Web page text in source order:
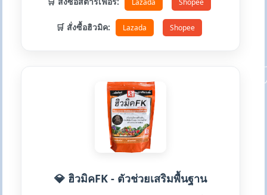
Lazada Shopee
🛒 สั่งซื้อฮิวมิค: Lazada Shopee
💎 ฮิวมิคFK - ตัวช่วยเสริมพื้นฐาน